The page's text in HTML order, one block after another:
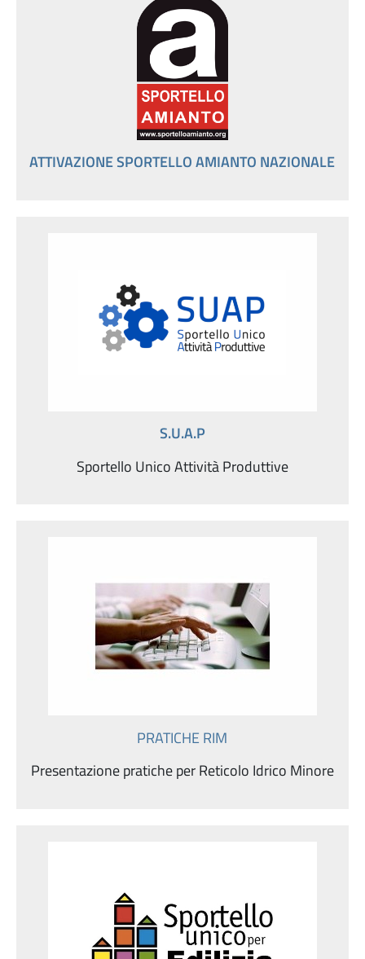
ATTIVAZIONE SPORTELLO AMIANTO NAZIONALE
S.U.A.P
Sportello Unico Attività Produttive
PRATICHE RIM
Presentazione pratiche per Reticolo Idrico Minore